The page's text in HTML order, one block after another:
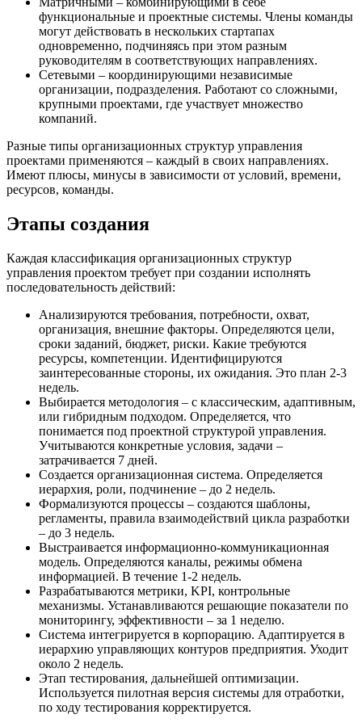
функциональные и проектные системы. Члены команды
могут действовать в нескольких стартапах
одновременно, подчиняясь при этом разным
руководителям в соответствующих направлениях.
Сетевыми – координирующими независимые
организации, подразделения. Работают со сложными,
крупными проектами, где участвует множество
компаний.
Разные типы организационных структур управления
проектами применяются – каждый в своих направлениях.
Имеют плюсы, минусы в зависимости от условий, времени,
ресурсов, команды.
Этапы создания
Каждая классификация организационных структур
управления проектом требует при создании исполнять
последовательность действий:
Анализируются требования, потребности, охват,
организация, внешние факторы. Определяются цели,
сроки заданий, бюджет, риски. Какие требуются
ресурсы, компетенции. Идентифицируются
заинтересованные стороны, их ожидания. Это план 2-3
недель.
Выбирается методология – с классическим, адаптивным,
или гибридным подходом. Определяется, что
понимается под проектной структурой управления.
Учитываются конкретные условия, задачи –
затрачивается 7 дней.
Создается организационная система. Определяется
иерархия, роли, подчинение – до 2 недель.
Формализуются процессы – создаются шаблоны,
регламенты, правила взаимодействий цикла разработки
– до 3 недель.
Выстраивается информационно-коммуникационная
модель. Определяются каналы, режимы обмена
информацией. В течение 1-2 недель.
Разрабатываются метрики, KPI, контрольные
механизмы. Устанавливаются решающие показатели по
мониторингу, эффективности – за 1 неделю.
Система интегрируется в корпорацию. Адаптируется в
иерархию управляющих контуров предприятия. Уходит
около 2 недель.
Этап тестирования, дальнейшей оптимизации.
Используется пилотная версия системы для отработки,
по ходу тестирования корректируется.